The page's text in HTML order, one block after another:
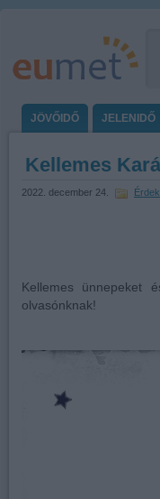
JÖVŐIDŐ JELENIDŐ
Kellemes
2022. december 24.
Kellemes ünnepeket
olvasónknak!